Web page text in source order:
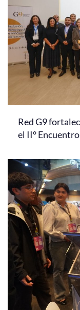
Red G9
el II°